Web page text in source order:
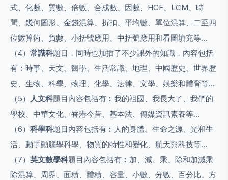
式、化數、質數、倍數、合成數、因數、HCF、LCM、時
間、幾何圖形、金錢混算、折扣、平均數、單位混算、二至四
位數算術、負數、小括號應用、中括號應用和看圖填充等…
（4） 常識科題目，同時也加插了不少課外的知識，內容包括
有︰時事、天文、醫學、生活常識、地理、中國歷史、世界歷
史、生物、科學、物理、化學、法律、文學、娛樂和體育等…
（5）
人文科題目內容包括有︰我的祖國、我長大了、我們的
學校、中華文化、香港今昔、基本法、傳媒資訊素養等…
（6） 科學科題目內容包括有︰人的身體、生命之源、光和生
活、動手動腦學科學、物質的特性和變化、航天與科技等…
（7） 英文數學科題目內容包括有︰加、減、乘、除和加減乘
除混算、周界、面積、體積、容量、小數、分數、百分比、方